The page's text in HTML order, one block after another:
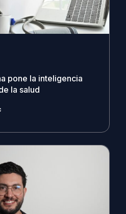
pone la inteligencia
la salud